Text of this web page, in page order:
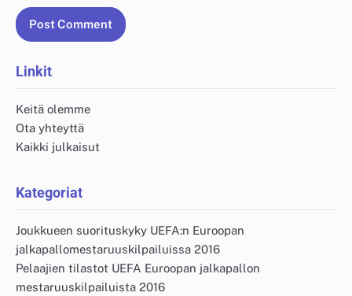
Linkit
Keitä olemme
Ota yhteyttä
Kaikki julkaisut
Kategoriat
Joukkueen suorituskyky UEFA:n Euroopan
jalkapallomestaruuskilpailuissa 2016
Pelaajien tilastot UEFA Euroopan jalkapallon
mestaruuskilpailuista 2016